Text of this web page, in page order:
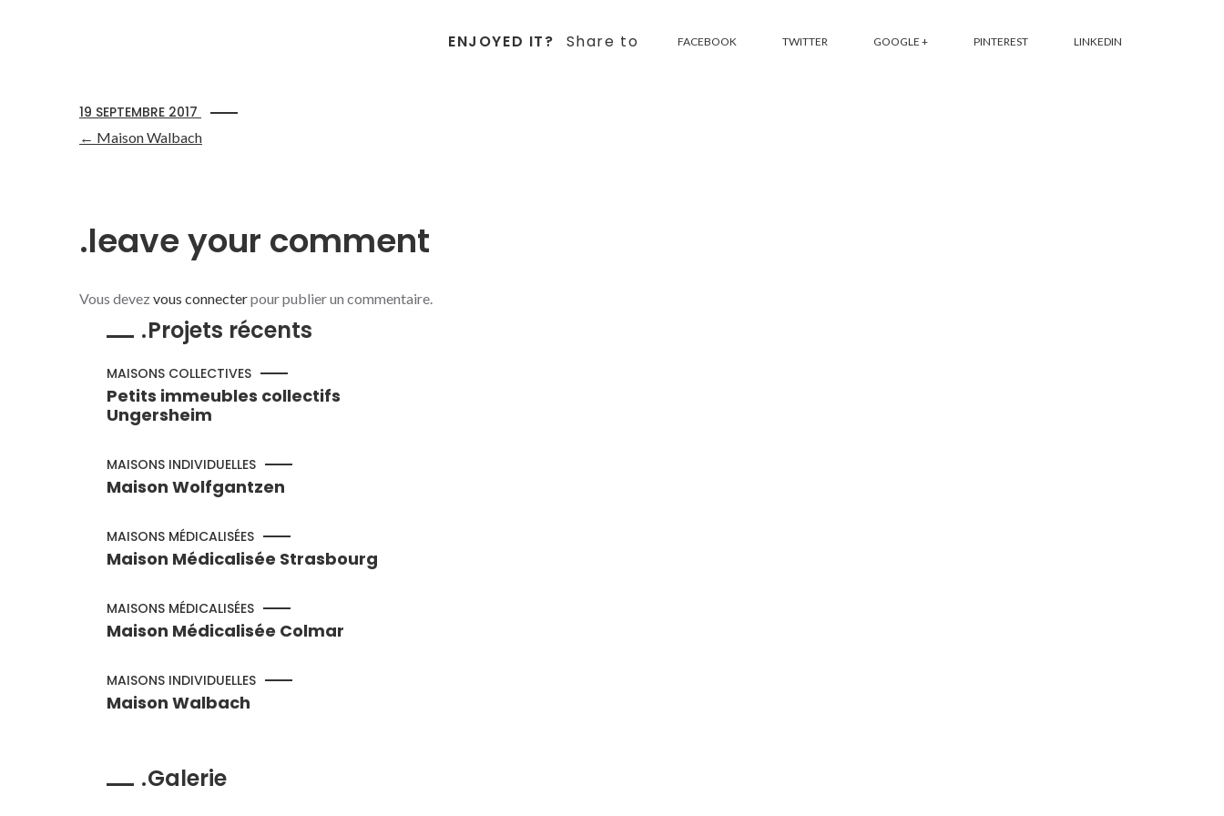
ENJOYED IT? Share to FACEBOOK TWITTER GOOGLE + PINTEREST LINKEDIN
19 SEPTEMBRE 2017
← Maison Walbach
leave your comment
Vous devez vous connecterpour publier un commentaire.
Projets récents
MAISONS COLLECTIVES
Petits immeubles collectifs
Ungersheim
MAISONS INDIVIDUELLES
Maison Wolfgantzen
MAISONS MÉDICALISÉES
Maison Médicalisée Strasbourg
MAISONS MÉDICALISÉES
Maison Médicalisée Colmar
MAISONS INDIVIDUELLES
Maison Walbach
Galerie